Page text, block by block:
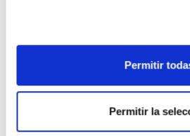
Permitir
Permitir la
1 LECHE INFANTIL - ANTES
-6M (800G)
22,90€